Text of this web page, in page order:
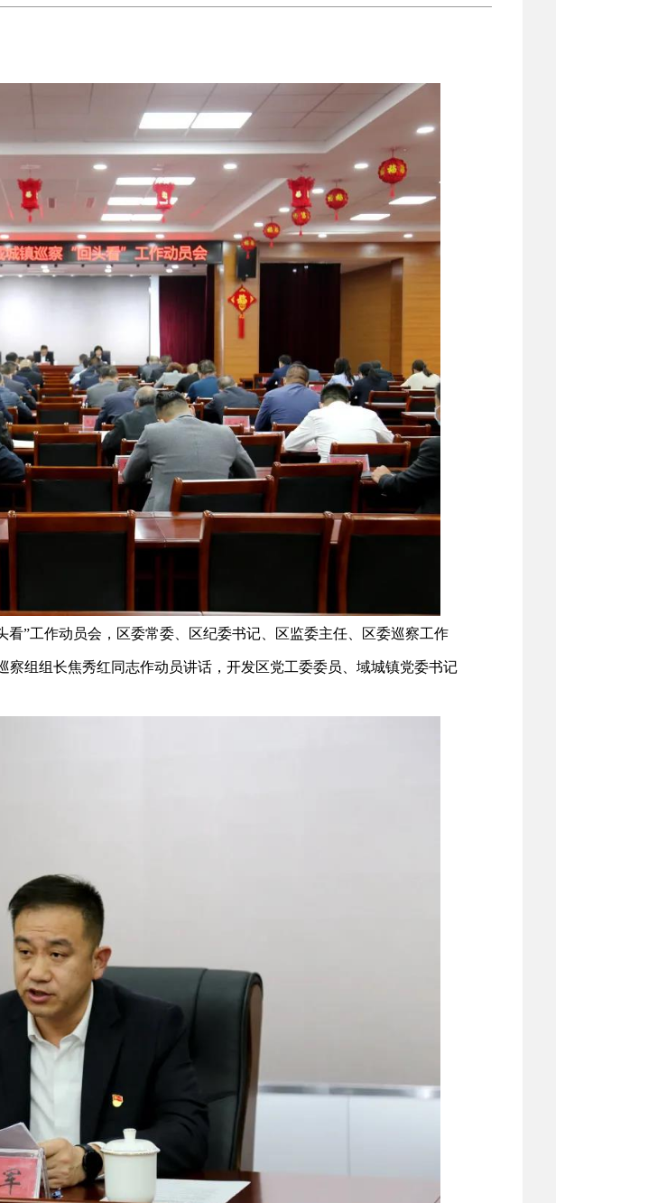
”工作动员会，区委常委、区纪委书记、区监委主任、区委巡察工作
组组长焦秀红同志作动员讲话，开发区党工委委员、域城镇党委书记